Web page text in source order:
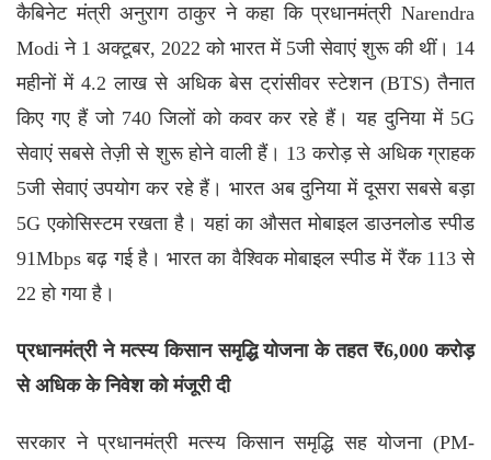
कैबिनेट मंत्री अनुराग ठाकुर ने कहा कि प्रधानमंत्री Narendra
Modi ने 1 अक्टूबर, 2022 को भारत में 5जी सेवाएं शुरू की थीं। 14
महीनों में 4.2 लाख से अधिक बेस ट्रांसीवर स्टेशन (BTS) तैनात
किए गए हैं जो 740 जिलों को कवर कर रहे हैं। यह दुनिया में 5G
सेवाएं सबसे तेज़ी से शुरू होने वाली हैं। 13 करोड़ से अधिक ग्राहक
5जी सेवाएं उपयोग कर रहे हैं। भारत अब दुनिया में दूसरा सबसे बड़ा
5G एकोसिस्टम रखता है। यहां का औसत मोबाइल डाउनलोड स्पीड
91Mbps बढ़ गई है। भारत का वैश्विक मोबाइल स्पीड में रैंक 113 से
22 हो गया है।
प्रधानमंत्री ने मत्स्य किसान समृद्धि योजना के तहत ₹6,000 करोड़
से अधिक के निवेश को मंजूरी दी
सरकार ने प्रधानमंत्री मत्स्य किसान समृद्धि सह योजना (PM-